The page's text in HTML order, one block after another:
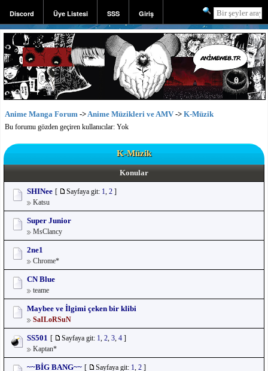
Discord Üye Listesi SSS Giriş
Kayıt
Anime Manga Forum -> Anime Müzikleri ve AMV-> K-Müzik
Bu forumu gözden geçiren kullanıcılar: Yok
K-Müzik
Konular
SHINee [ Sayfaya git: 1 2 ]
Katsu
Super Junior
MsClancy
2ne1
Chrome*
CN Blue
teame
Maybee ve İlgimi çeken bir klibi
SaILoRSuN
SS501 [ Sayfaya git: 1 2 3 4 ]
Kaptan*
~~BİG BANG~~ [ Sayfaya git: 1 2 ]